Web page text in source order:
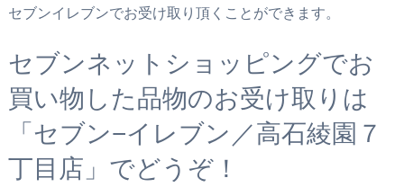
セブンイレブンでお受け取り頂くことができます。
セブンネットショッピングでお
買い物した品物のお受け取りは
「セブン−イレブン／高石綾園７
丁目店」でどうぞ！